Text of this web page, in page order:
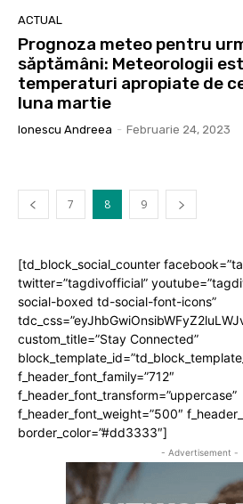
ACTUAL
Prognoza meteo pentru
săptămâni: Meteorologii
temperaturi apropiate de
luna martie
Ionescu Andreea - Februarie 24, 2023
7 8 9
[td_block_social_counter
twitter=”tagdivofficial”
social-boxed td-social-font-icons”
custom_title=”Stay Connected”
f_header_font_family=”712″
f_header_font_transform=”uppercase”
f_header_font_weight=”500″
border_color=”#dd3333″]
- Advertisement -